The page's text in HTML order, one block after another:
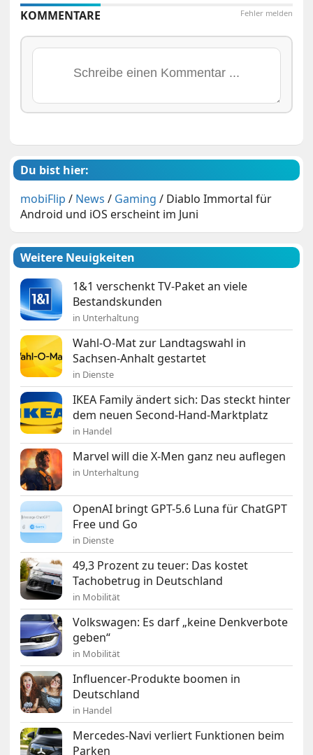
Fehler melden
KOMMENTARE
Du bist hier:
mobiFlip / News / Gaming / Diablo Immortal für
Android und iOS erscheint im Juni
Weitere Neuigkeiten
1&1 verschenkt TV-Paket an viele
Bestandskunden
in Unterhaltung
Wahl-O-Mat zur Landtagswahl in
Sachsen-Anhalt gestartet
in Dienste
IKEA Family ändert sich: Das steckt hinter
dem neuen Second-Hand-Marktplatz
in Handel
Marvel will die X-Men ganz neu auflegen
in Unterhaltung
OpenAI bringt GPT-5.6 Luna für ChatGPT
Free und Go
in Dienste
49,3 Prozent zu teuer: Das kostet
Tachobetrug in Deutschland
in Mobilität
Volkswagen: Es darf „keine Denkverbote
geben“
in Mobilität
Influencer-Produkte boomen in
Deutschland
in Handel
Mercedes-Navi verliert Funktionen beim
Parken